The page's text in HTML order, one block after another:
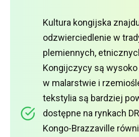
Kultura kongijska
odzwierciedlenie w
plemiennych,
Kongijczycy są
w malarstwie i
tekstylia są bardziej
dostępne na rynkach
Kongo-Brazzaville